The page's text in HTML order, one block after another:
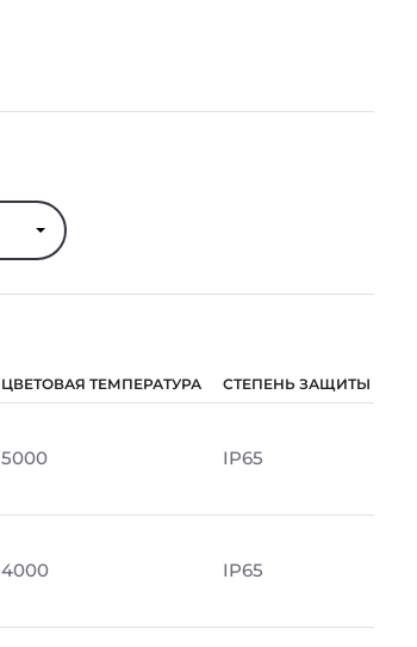
ЦВЕТОВАЯ ТЕМПЕРАТУРА СТЕПЕНЬ ЗАЩИТЫ
5000 IP65
4000 IP65